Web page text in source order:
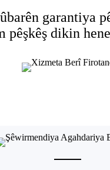
garantiya
pêşkêş dikin